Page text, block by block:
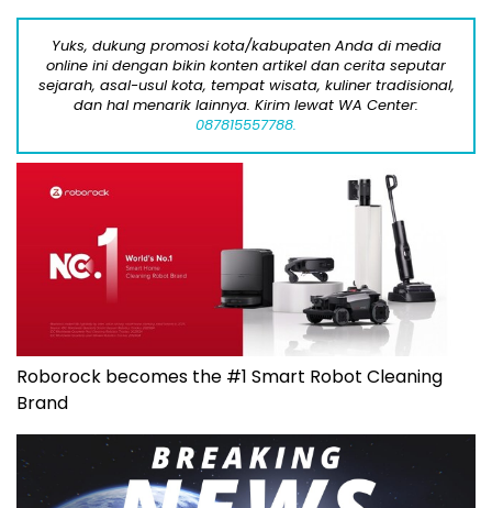
Yuks, dukung promosi kota/kabupaten Anda di media
online ini dengan bikin konten artikel dan cerita seputar
sejarah, asal-usul kota, tempat wisata, kuliner tradisional,
dan hal menarik lainnya. Kirim lewat WA Center:
087815557788.
Roborock becomes the #1 Smart Robot Cleaning
Brand